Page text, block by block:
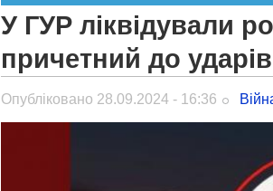
У ГУР ліквідували
причетний до
Опубліковано 28.09.2024 - 16:36